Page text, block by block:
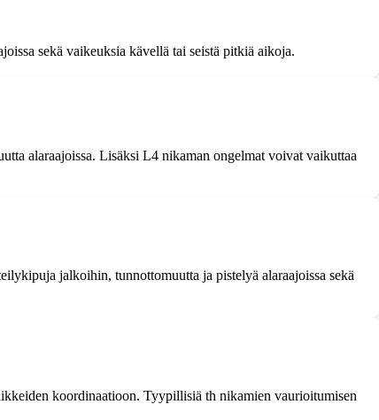
sekä vaikeuksia kävellä tai seistä pitkiä aikoja.
alaraajoissa. Lisäksi L4 nikaman ongelmat voivat vaikuttaa
jalkoihin, tunnottomuutta ja pistelyä alaraajoissa sekä
koordinaatioon. Tyypillisiä th nikamien vaurioitumisen